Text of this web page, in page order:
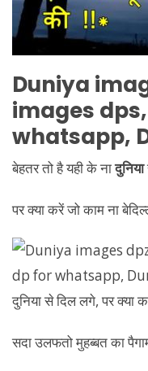
Duniya
images dps,
whatsapp,
बेहतर तो है यही के नादुनिया
पर क्या करें जो काम ना
सदा उलफतो मुहब्बत का